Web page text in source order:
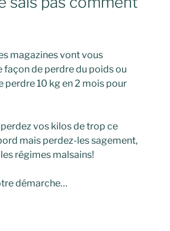
magazines vont vous
façon de perdre du poids ou
10 kg en 2 mois pour
vos kilos de trop ce
mais perdez-les sagement,
régimes malsains!
démarche…